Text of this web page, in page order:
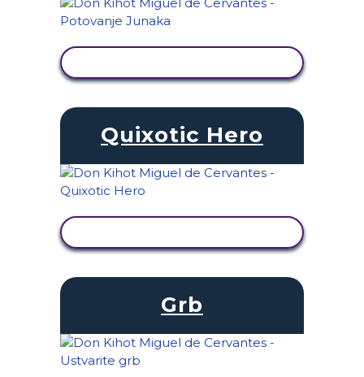
Quixotic Hero
Grb